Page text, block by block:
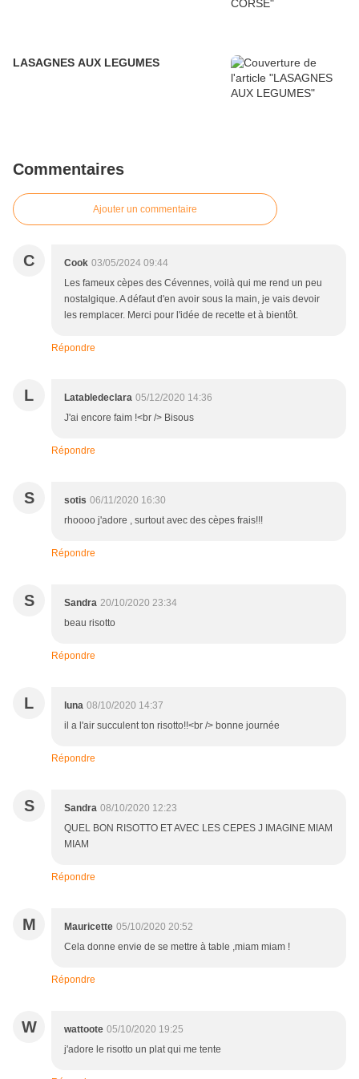
LASAGNES AUX LEGUMES
Commentaires
Ajouter un commentaire
C Cook 03/05/2024 09:44
Les fameux cèpes des Cévennes, voilà qui me rend un peu
nostalgique. A défaut d'en avoir sous la main, je vais devoir
les remplacer. Merci pour l'idée de recette et à bientôt.
Répondre
L Latabledeclara 05/12/2020 14:36
J'ai encore faim !<br /> Bisous
Répondre
S sotis 06/11/2020 16:30
rhoooo j'adore , surtout avec des cèpes frais!!!
Répondre
S Sandra 20/10/2020 23:34
beau risotto
Répondre
L luna 08/10/2020 14:37
il a l'air succulent ton risotto!!<br /> bonne journée
Répondre
S Sandra 08/10/2020 12:23
QUEL BON RISOTTO ET AVEC LES CEPES J IMAGINE MIAM
MIAM
Répondre
M Mauricette 05/10/2020 20:52
Cela donne envie de se mettre à table ,miam miam !
Répondre
W wattoote 05/10/2020 19:25
j'adore le risotto un plat qui me tente